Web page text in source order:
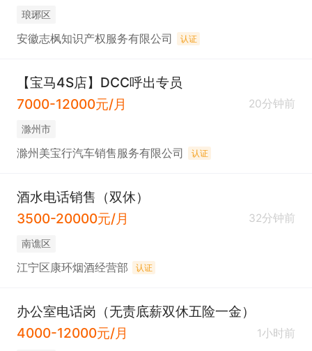
琅琊区
安徽志枫知识产权服务有限公司 认证
【宝马4S店】DCC呼出专员
7000-12000元/月
20分钟前
滁州市
滁州美宝行汽车销售服务有限公司 认证
酒水电话销售（双休）
3500-20000元/月
32分钟前
南谯区
江宁区康环烟酒经营部 认证
办公室电话岗（无责底薪双休五险一金）
4000-12000元/月
1小时前